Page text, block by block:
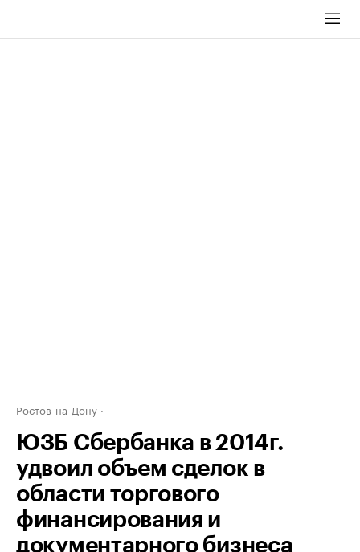
Ростов-на-Дону
ЮЗБ Сбербанка в 2014г.
удвоил объем сделок в
области торгового
финансирования и
документарного бизнеса